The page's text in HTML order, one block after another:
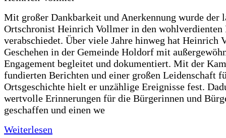
Mit großer Dankbarkeit und Anerkennung wurde der
Ortschronist Heinrich Vollmer in den wohlverdienten
verabschiedet. Über viele Jahre hinweg hat Heinrich
Geschehen in der Gemeinde Holdorf mit
Engagement begleitet und dokumentiert. Mit der
fundierten Berichten und einer großen Leidenschaft
Ortsgeschichte hielt er unzählige Ereignisse fest.
wertvolle Erinnerungen für die Bürgerinnen und
geschaffen und einen we
Weiterlesen